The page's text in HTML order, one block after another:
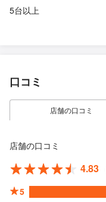
5台以上
口コミ
店舗の口コミ
店舗の口コミ
4.83
5